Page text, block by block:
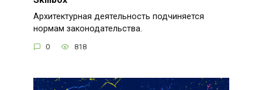
Архитектурная деятельность подчиняется
нормам законодательства.
0 818